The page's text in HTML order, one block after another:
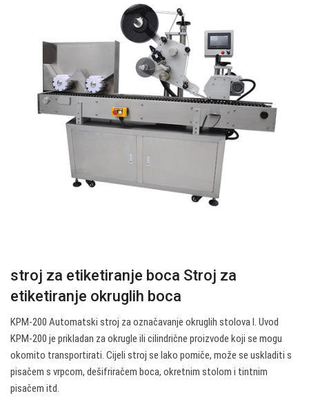
stroj za etiketiranje boca Stroj za
etiketiranje okruglih boca
KPM-200 Automatski stroj za označavanje okruglih stolova I. Uvod
KPM-200 je prikladan za okrugle ili cilindrične proizvode koji se mogu
okomito transportirati. Cijeli stroj se lako pomiče, može se uskladiti s
pisačem s vrpcom, dešifriračem boca, okretnim stolom i tintnim
pisačem itd.